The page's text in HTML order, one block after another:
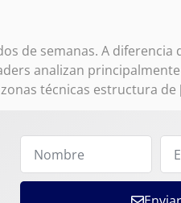
de semanas. A diferencia
analizan
técnicas estructura de